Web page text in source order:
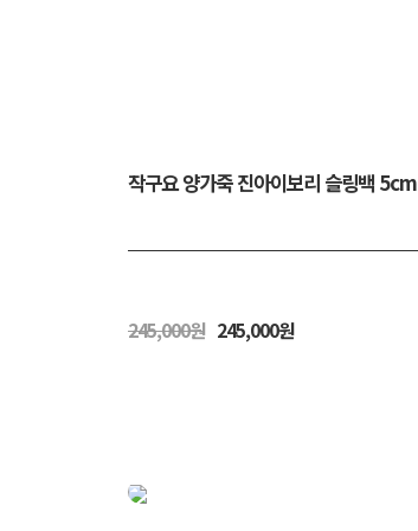
작구요 양가죽 진아이보리 슬링백 5cm
245,000원 245,000원